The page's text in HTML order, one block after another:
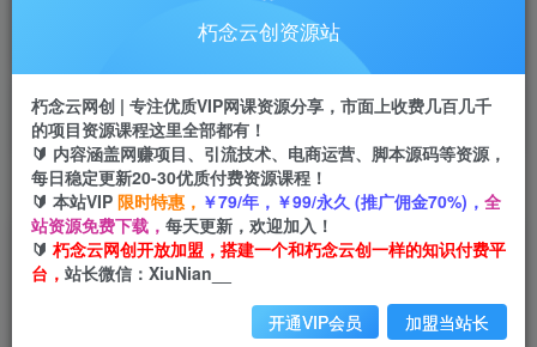
会员专属推广链接
四导航 导航
APP下载
GO
首页 创业课程 会员专属 正文
（5782期）最新冰雪传奇打金全自动挂机项目，
号称单机一天100+【永久脚本+详细教程】
关注 私信
朽念云创资源站
朽念云网创 | 专注优质VIP网课资源分享，市面上收费几百几千
的项目资源课程这里全部都有！
🔰 内容涵盖网赚项目、引流技术、电商运营、脚本源码等资源，
每日稳定更新20-30优质付费资源课程！
🔰 本站VIP 限时特惠， ￥79/年，￥99/永久 (推广佣金70%)， 全
站资源免费下载， 每天更新，欢迎加入！
🔰 朽念云网创开放加盟，搭建一个和朽念云创一样的知识付费平
台， 站长微信：XiuNian__
开通VIP会员 加盟当站长